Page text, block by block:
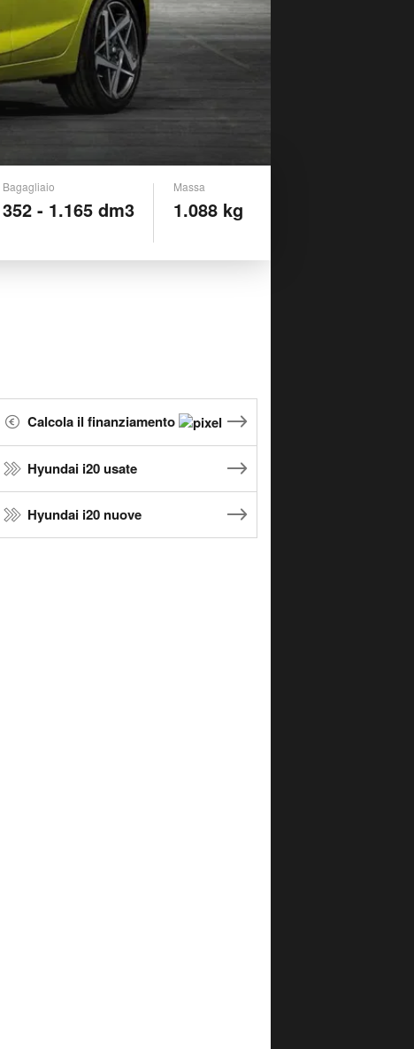
Bagagliaio
352 - 1.165 dm3
Massa
1.088 kg
Calcola il finanziamento
Hyundai i20 usate
Hyundai i20 nuove